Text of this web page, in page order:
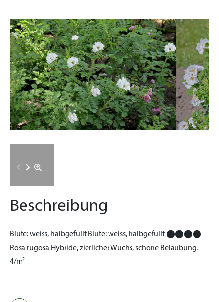
Beschreibung
Blüte:weiss, halbgefüllt Blüte:weiss, halbgefüllt ⬤⬤⬤⬤
Rosa rugosa Hybride, zierlicher Wuchs, schöne Belaubung,
4/m²